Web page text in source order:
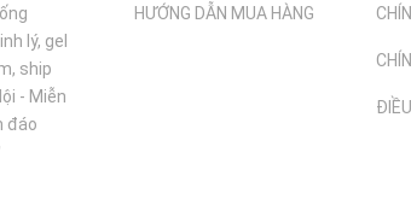
lý, gel
ship
- Miễn
đáo
HƯỚNG DẪN MUA HÀNG